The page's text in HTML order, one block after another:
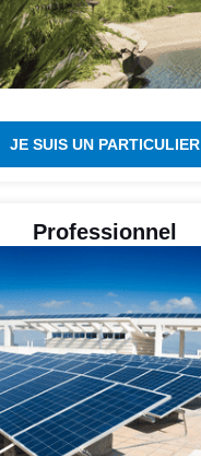
JE SUIS UN PARTICULIER
Professionnel